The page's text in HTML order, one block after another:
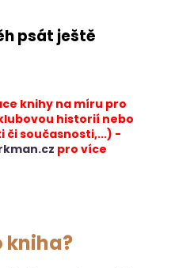
psát ještě
knihy na míru pro
historií nebo
či současnosti,...) -
pro více
kniha?